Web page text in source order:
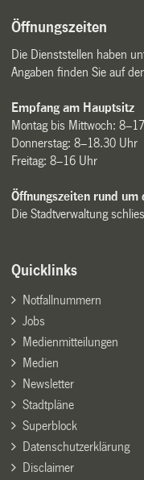
Öffnungszeiten
Die Dienststellen haben
Angaben finden Sie auf
Empfang am Hauptsitz
Montag bis Mittwoch:
Donnerstag: 8–18.30 Uhr
Freitag: 8–16 Uhr
Öffnungszeiten rund um
Die Stadtverwaltung
Quicklinks
Notfallnummern
Jobs
Medienmitteilungen
Medien
Newsletter
Stadtpläne
Superblock
Datenschutzerklärung
Disclaimer